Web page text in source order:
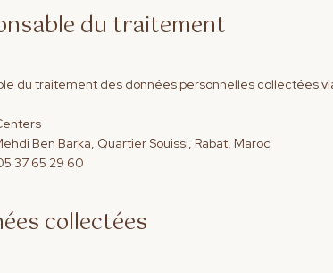
du traitement
du traitement des données personnelles collectées
Ben Barka, Quartier Souissi, Rabat, Maroc
37 65 29 60
collectées